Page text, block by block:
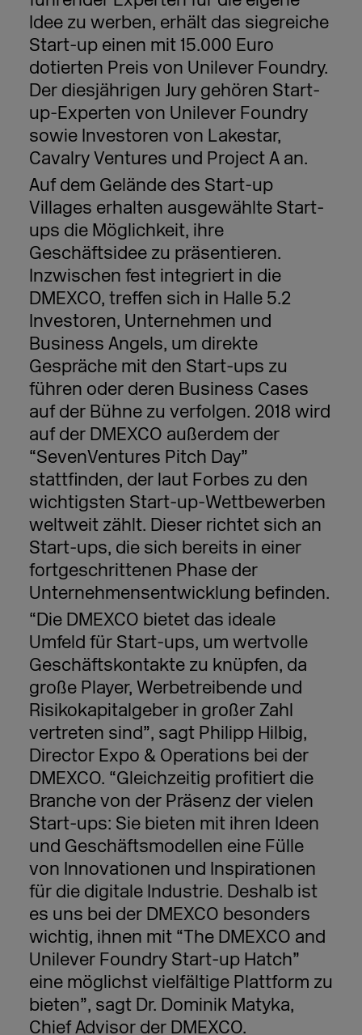
Idee zu werben, erhält das siegreiche
Start-up einen mit 15.000 Euro
dotierten Preis von Unilever Foundry.
Der diesjährigen Jury gehören Start-
up-Experten von Unilever Foundry
sowie Investoren von Lakestar,
Cavalry Ventures und Project A an.
Auf dem Gelände des Start-up
Villages erhalten ausgewählte Start-
ups die Möglichkeit, ihre
Geschäftsidee zu präsentieren.
Inzwischen fest integriert in die
DMEXCO, treffen sich in Halle 5.2
Investoren, Unternehmen und
Business Angels, um direkte
Gespräche mit den Start-ups zu
führen oder deren Business Cases
auf der Bühne zu verfolgen. 2018 wird
auf der DMEXCO außerdem der
“SevenVentures Pitch Day”
stattfinden, der laut Forbes zu den
wichtigsten Start-up-Wettbewerben
weltweit zählt. Dieser richtet sich an
Start-ups, die sich bereits in einer
fortgeschrittenen Phase der
Unternehmensentwicklung befinden.
“Die DMEXCO bietet das ideale
Umfeld für Start-ups, um wertvolle
Geschäftskontakte zu knüpfen, da
große Player, Werbetreibende und
Risikokapitalgeber in großer Zahl
vertreten sind”, sagt Philipp Hilbig,
Director Expo & Operations bei der
DMEXCO. “Gleichzeitig profitiert die
Branche von der Präsenz der vielen
Start-ups: Sie bieten mit ihren Ideen
und Geschäftsmodellen eine Fülle
von Innovationen und Inspirationen
für die digitale Industrie. Deshalb ist
es uns bei der DMEXCO besonders
wichtig, ihnen mit “The DMEXCO and
Unilever Foundry Start-up Hatch”
eine möglichst vielfältige Plattform zu
bieten”, sagt Dr. Dominik Matyka,
Chief Advisor der DMEXCO.